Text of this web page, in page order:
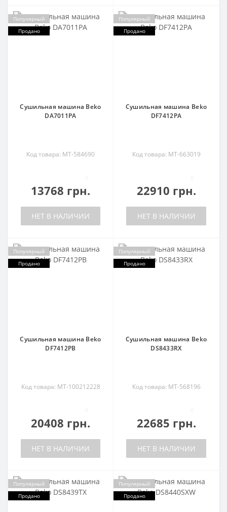
Популярный
Продано
Сушильная машина Beko
DA7011PA
Код товара: MT-584690
13768 грн.
НЕТ В НАЛИЧИИ
Популярный
Продано
Сушильная машина Beko
DF7412PA
Код товара: MT-663019
22910 грн.
НЕТ В НАЛИЧИИ
Популярный
Продано
Сушильная машина Beko
DF7412PB
Код товара: MT-100212228
20408 грн.
НЕТ В НАЛИЧИИ
Популярный
Продано
Сушильная машина Beko
DS8433RX
Код товара: MT-568196
22685 грн.
НЕТ В НАЛИЧИИ
Популярный
Продано
Популярный
Продано